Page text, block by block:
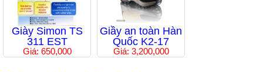
Giày Simon TS
311 EST
Giá: 650,000
Giầy an toàn Hàn
Quốc K2-17
Giá: 3,200,000